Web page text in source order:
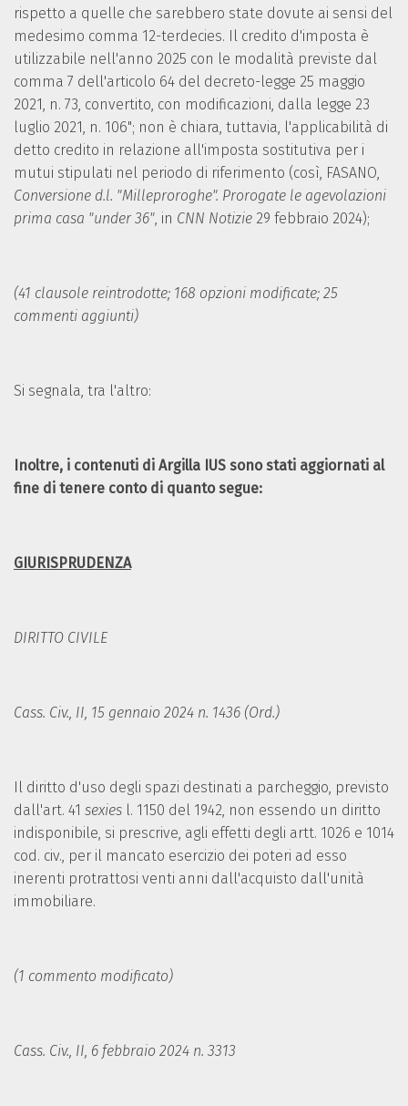
rispetto a quelle che sarebbero state dovute ai sensi del
medesimo comma 12-terdecies. Il credito d'imposta è
utilizzabile nell'anno 2025 con le modalità previste dal
comma 7 dell'articolo 64 del decreto-legge 25 maggio
2021, n. 73, convertito, con modificazioni, dalla legge 23
luglio 2021, n. 106"; non è chiara, tuttavia, l'applicabilità di
detto credito in relazione all'imposta sostitutiva per i
mutui stipulati nel periodo di riferimento (così, FASANO,
Conversione d.l. "Milleproroghe". Prorogate le agevolazioni
prima casa "under 36", in CNN Notizie 29 febbraio 2024);
(41 clausole reintrodotte; 168 opzioni modificate; 25
commenti aggiunti)
Si segnala, tra l'altro:
Inoltre, i contenuti di Argilla IUS sono stati aggiornati al
fine di tenere conto di quanto segue:
GIURISPRUDENZA
DIRITTO CIVILE
Cass. Civ., II, 15 gennaio 2024 n. 1436 (Ord.)
Il diritto d'uso degli spazi destinati a parcheggio, previsto
dall'art. 41 sexies l. 1150 del 1942, non essendo un diritto
indisponibile, si prescrive, agli effetti degli artt. 1026 e 1014
cod. civ., per il mancato esercizio dei poteri ad esso
inerenti protrattosi venti anni dall'acquisto dall'unità
immobiliare.
(1 commento modificato)
Cass. Civ., II, 6 febbraio 2024 n. 3313